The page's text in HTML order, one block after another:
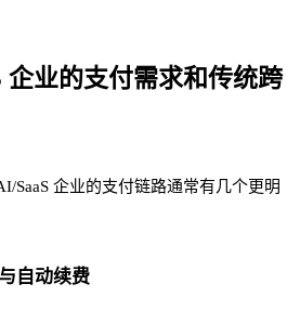
企业的支付需求和传统跨
SaaS 企业的支付链路通常有几个更明
自动续费